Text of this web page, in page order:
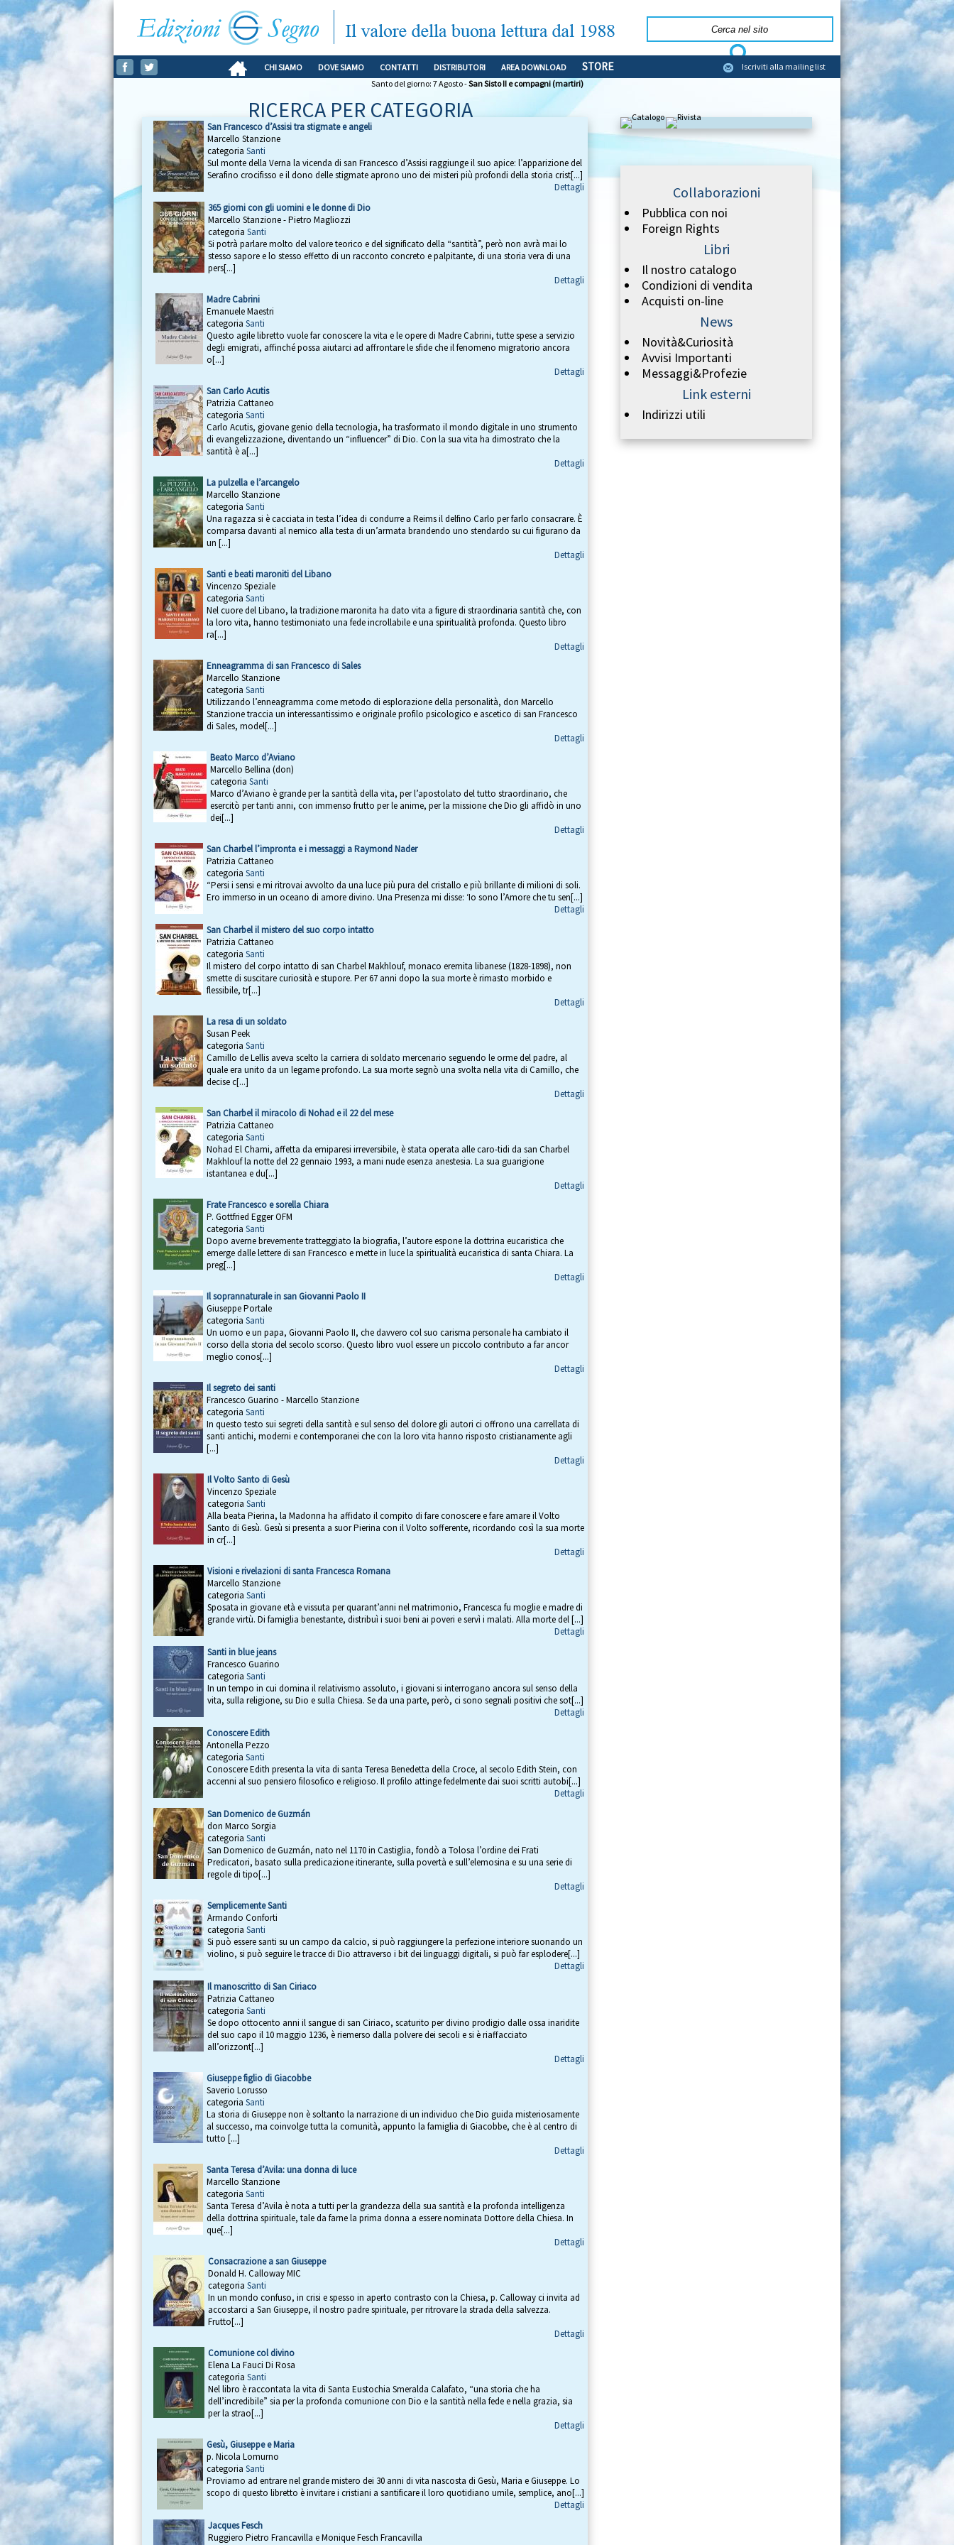
CHI SIAMO DOVE SIAMO CONTATTI DISTRIBUTORI AREA DOWNLOAD STORE
Iscriviti alla mailing list
Santo del giorno: 7 Agosto -San Sisto II e compagni (martiri)
RICERCA PER CATEGORIA
San Francesco d’Assisi tra stigmate e angeli
Marcello Stanzione
categoria Santi
Sul monte della Verna la vicenda di san Francesco d’Assisi raggiunge il suo apice: l’apparizione del
Serafino crocifisso e il dono delle stigmate aprono uno dei misteri più profondi della storia crist[...]
Dettagli
365 giorni con gli uomini e le donne di Dio
Marcello Stanzione - Pietro Magliozzi
categoria Santi
Si potrà parlare molto del valore teorico e del significato della “santità”, però non avrà mai lo
stesso sapore e lo stesso effetto di un racconto concreto e palpitante, di una storia vera di una
pers[...]
Dettagli
Madre Cabrini
Emanuele Maestri
categoria Santi
Questo agile libretto vuole far conoscere la vita e le opere di Madre Cabrini, tutte spese a servizio
degli emigrati, affinché possa aiutarci ad affrontare le sfide che il fenomeno migratorio ancora
o[...]
Dettagli
San Carlo Acutis
Patrizia Cattaneo
categoria Santi
Carlo Acutis, giovane genio della tecnologia, ha trasformato il mondo digitale in uno strumento
di evangelizzazione, diventando un “influencer” di Dio. Con la sua vita ha dimostrato che la
santità è a[...]
Dettagli
La pulzella e l’arcangelo
Marcello Stanzione
categoria Santi
Una ragazza si è cacciata in testa l’idea di condurre a Reims il delfino Carlo per farlo consacrare. È
comparsa davanti al nemico alla testa di un’armata brandendo uno stendardo su cui figurano da
un [...]
Dettagli
Santi e beati maroniti del Libano
Vincenzo Speziale
categoria Santi
Nel cuore del Libano, la tradizione maronita ha dato vita a figure di straordinaria santità che, con
la loro vita, hanno testimoniato una fede incrollabile e una spiritualità profonda. Questo libro
ra[...]
Dettagli
Enneagramma di san Francesco di Sales
Marcello Stanzione
categoria Santi
Utilizzando l’enneagramma come metodo di esplorazione della personalità, don Marcello
Stanzione traccia un interessantissimo e originale profilo psicologico e ascetico di san Francesco
di Sales, model[...]
Dettagli
Beato Marco d’Aviano
Marcello Bellina (don)
categoria Santi
Marco d’Aviano è grande per la santità della vita, per l’apostolato del tutto straordinario, che
esercitò per tanti anni, con immenso frutto per le anime, per la missione che Dio gli affidò in uno
dei[...]
Dettagli
San Charbel l’impronta e i messaggi a Raymond Nader
Patrizia Cattaneo
categoria Santi
“Persi i sensi e mi ritrovai avvolto da una luce più pura del cristallo e più brillante di milioni di soli.
Ero immerso in un oceano di amore divino. Una Presenza mi disse: ‘Io sono l’Amore che tu sen[...]
Dettagli
San Charbel il mistero del suo corpo intatto
Patrizia Cattaneo
categoria Santi
Il mistero del corpo intatto di san Charbel Makhlouf, monaco eremita libanese (1828-1898), non
smette di suscitare curiosità e stupore. Per 67 anni dopo la sua morte è rimasto morbido e
flessibile, tr[...]
Dettagli
La resa di un soldato
Susan Peek
categoria Santi
Camillo de Lellis aveva scelto la carriera di soldato mercenario seguendo le orme del padre, al
quale era unito da un legame profondo. La sua morte segnò una svolta nella vita di Camillo, che
decise c[...]
Dettagli
San Charbel il miracolo di Nohad e il 22 del mese
Patrizia Cattaneo
categoria Santi
Nohad El Chami, affetta da emiparesi irreversibile, è stata operata alle caro-tidi da san Charbel
Makhlouf la notte del 22 gennaio 1993, a mani nude esenza anestesia. La sua guarigione
istantanea e du[...]
Dettagli
Frate Francesco e sorella Chiara
P. Gottfried Egger OFM
categoria Santi
Dopo averne brevemente tratteggiato la biografia, l’autore espone la dottrina eucaristica che
emerge dalle lettere di san Francesco e mette in luce la spiritualità eucaristica di santa Chiara. La
preg[...]
Dettagli
Il soprannaturale in san Giovanni Paolo II
Giuseppe Portale
categoria Santi
Un uomo e un papa, Giovanni Paolo II, che davvero col suo carisma personale ha cambiato il
corso della storia del secolo scorso. Questo libro vuol essere un piccolo contributo a far ancor
meglio conos[...]
Dettagli
Il segreto dei santi
Francesco Guarino - Marcello Stanzione
categoria Santi
In questo testo sui segreti della santità e sul senso del dolore gli autori ci offrono una carrellata di
santi antichi, moderni e contemporanei che con la loro vita hanno risposto cristianamente agli
[...]
Dettagli
Il Volto Santo di Gesù
Vincenzo Speziale
categoria Santi
Alla beata Pierina, la Madonna ha affidato il compito di fare conoscere e fare amare il Volto
Santo di Gesù. Gesù si presenta a suor Pierina con il Volto sofferente, ricordando così la sua morte
in cr[...]
Dettagli
Visioni e rivelazioni di santa Francesca Romana
Marcello Stanzione
categoria Santi
Sposata in giovane età e vissuta per quarant’anni nel matrimonio, Francesca fu moglie e madre di
grande virtù. Di famiglia benestante, distribuì i suoi beni ai poveri e servì i malati. Alla morte del [...]
Dettagli
Santi in blue jeans
Francesco Guarino
categoria Santi
In un tempo in cui domina il relativismo assoluto, i giovani si interrogano ancora sul senso della
vita, sulla religione, su Dio e sulla Chiesa. Se da una parte, però, ci sono segnali positivi che sot[...]
Dettagli
Conoscere Edith
Antonella Pezzo
categoria Santi
Conoscere Edith presenta la vita di santa Teresa Benedetta della Croce, al secolo Edith Stein, con
accenni al suo pensiero filosofico e religioso. Il profilo attinge fedelmente dai suoi scritti autobi[...]
Dettagli
San Domenico de Guzmán
don Marco Sorgia
categoria Santi
San Domenico de Guzmán, nato nel 1170 in Castiglia, fondò a Tolosa l’ordine dei Frati
Predicatori, basato sulla predicazione itinerante, sulla povertà e sull’elemosina e su una serie di
regole di tipo[...]
Dettagli
Semplicemente Santi
Armando Conforti
categoria Santi
Si può essere santi su un campo da calcio, si può raggiungere la perfezione interiore suonando un
violino, si può seguire le tracce di Dio attraverso i bit dei linguaggi digitali, si può far esplodere[...]
Dettagli
Il manoscritto di San Ciriaco
Patrizia Cattaneo
categoria Santi
Se dopo ottocento anni il sangue di san Ciriaco, scaturito per divino prodigio dalle ossa inaridite
del suo capo il 10 maggio 1236, è riemerso dalla polvere dei secoli e si è riaffacciato
all’orizzont[...]
Dettagli
Giuseppe figlio di Giacobbe
Saverio Lorusso
categoria Santi
La storia di Giuseppe non è soltanto la narrazione di un individuo che Dio guida misteriosamente
al successo, ma coinvolge tutta la comunità, appunto la famiglia di Giacobbe, che è al centro di
tutto [...]
Dettagli
Santa Teresa d’Avila: una donna di luce
Marcello Stanzione
categoria Santi
Santa Teresa d’Avila è nota a tutti per la grandezza della sua santità e la profonda intelligenza
della dottrina spirituale, tale da farne la prima donna a essere nominata Dottore della Chiesa. In
que[...]
Dettagli
Consacrazione a san Giuseppe
Donald H. Calloway MIC
categoria Santi
In un mondo confuso, in crisi e spesso in aperto contrasto con la Chiesa, p. Calloway ci invita ad
accostarci a San Giuseppe, il nostro padre spirituale, per ritrovare la strada della salvezza.
Frutto[...]
Dettagli
Comunione col divino
Elena La Fauci Di Rosa
categoria Santi
Nel libro è raccontata la vita di Santa Eustochia Smeralda Calafato, “una storia che ha
dell’incredibile” sia per la profonda comunione con Dio e la santità nella fede e nella grazia, sia
per la strao[...]
Dettagli
Gesù, Giuseppe e Maria
p. Nicola Lomurno
categoria Santi
Proviamo ad entrare nel grande mistero dei 30 anni di vita nascosta di Gesù, Maria e Giuseppe. Lo
scopo di questo libretto è invitare i cristiani a santificare il loro quotidiano umile, semplice, ano[...]
Dettagli
Jacques Fesch
Ruggiero Pietro Francavilla e Monique Fesch Francavilla
Collaborazioni
Pubblica con noi
Foreign Rights
Libri
Il nostro catalogo
Condizioni di vendita
Acquisti on-line
News
Novità&Curiosità
Avvisi Importanti
Messaggi&Profezie
Link esterni
Indirizzi utili